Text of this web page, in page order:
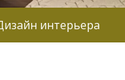
интерьера